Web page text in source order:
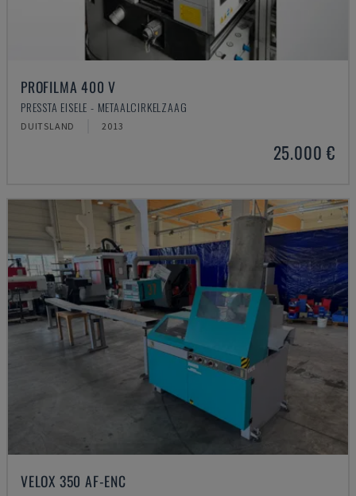
PROFILMA 400 V
PRESSTA EISELE - METAALCIRKELZAAG
DUITSLAND 2013
25.000 €
VELOX 350 AF-ENC